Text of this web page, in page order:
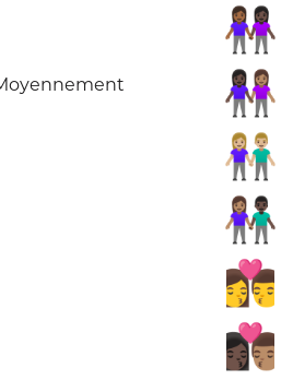
👩🏾‍🤝‍👩🏿
👩🏿‍🤝‍👩🏽
👫🏼
👩🏽‍🤝‍👨🏿
👩‍❤️‍💋‍👨
👩🏿‍❤️‍💋‍👨🏽